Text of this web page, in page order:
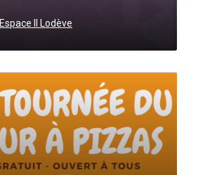
Espace II Lodève